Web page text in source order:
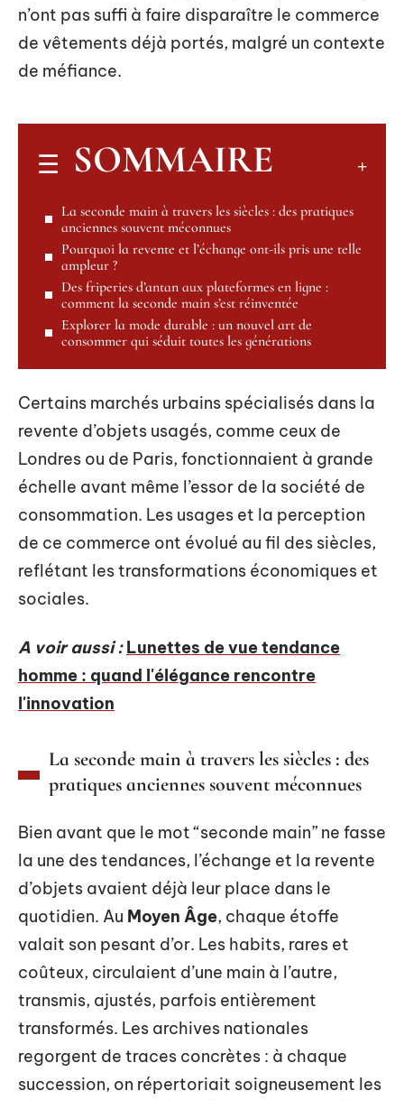
n’ont pas suffi à faire disparaître le commerce
de vêtements déjà portés, malgré un contexte
de méfiance.
SOMMAIRE
La seconde main à travers les siècles : des pratiques
anciennes souvent méconnues
Pourquoi la revente et l’échange ont-ils pris une telle
ampleur ?
Des friperies d’antan aux plateformes en ligne :
comment la seconde main s’est réinventée
Explorer la mode durable : un nouvel art de
consommer qui séduit toutes les générations
Certains marchés urbains spécialisés dans la
revente d’objets usagés, comme ceux de
Londres ou de Paris, fonctionnaient à grande
échelle avant même l’essor de la société de
consommation. Les usages et la perception
de ce commerce ont évolué au fil des siècles,
reflétant les transformations économiques et
sociales.
A voir aussi : Lunettes de vue tendance
homme : quand l'élégance rencontre
l'innovation
La seconde main à travers les siècles : des
pratiques anciennes souvent méconnues
Bien avant que le mot “seconde main” ne fasse
la une des tendances, l’échange et la revente
d’objets avaient déjà leur place dans le
quotidien. Au Moyen Âge, chaque étoffe
valait son pesant d’or. Les habits, rares et
coûteux, circulaient d’une main à l’autre,
transmis, ajustés, parfois entièrement
transformés. Les archives nationales
regorgent de traces concrètes : à chaque
succession, on répertoriait soigneusement les